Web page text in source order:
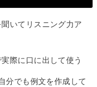
いてリスニング力ア
際に口に出して使う
分でも例文を作成して